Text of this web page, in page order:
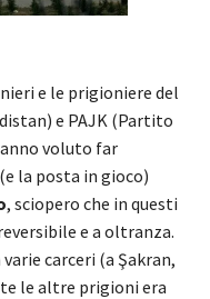
e le prigioniere del
e PAJK (Partito
voluto far
la posta in gioco)
, sciopero che in questi
e a oltranza.
carceri (a Şakran,
le altre prigioni era